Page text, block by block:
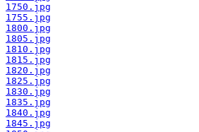
1750.jpg
1755.jpg
1800.jpg
1805.jpg
1810.jpg
1815.jpg
1820.jpg
1825.jpg
1830.jpg
1835.jpg
1840.jpg
1845.jpg